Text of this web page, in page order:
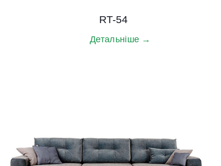
RT-54
Детальніше →